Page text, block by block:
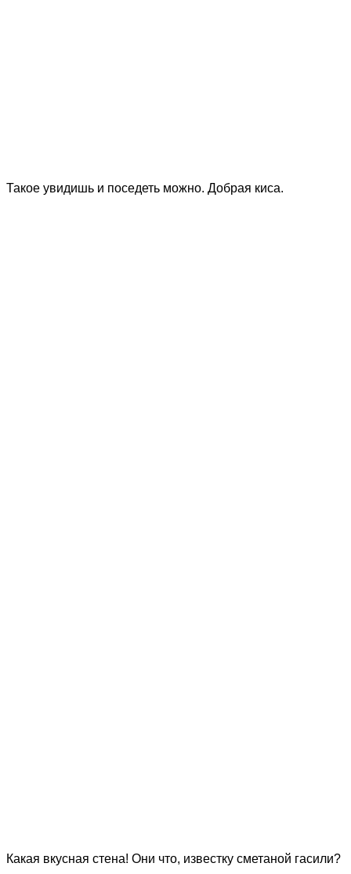
Такое увидишь и поседеть можно. Добрая киса.
Какая вкусная стена! Они что, известку сметаной гасили?